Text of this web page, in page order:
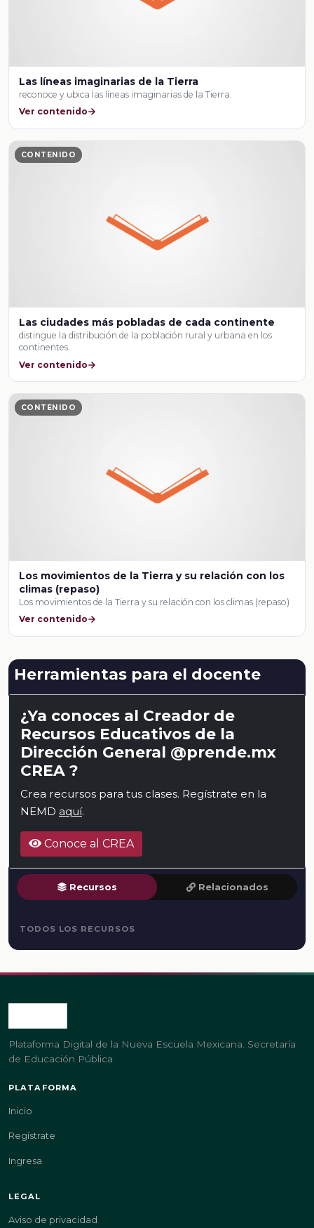
Las líneas imaginarias de la Tierra
reconoce y ubica las líneas imaginarias de la Tierra.
Ver contenido
CONTENIDO
Las ciudades más pobladas de cada continente
distingue la distribución de la población rural y urbana en los
continentes.
Ver contenido
CONTENIDO
Los movimientos de la Tierra y su relación con los
climas (repaso)
Los movimientos de la Tierra y su relación con los climas (repaso)
Ver contenido
Herramientas para el docente
¿Ya conoces al Creador de
Recursos Educativos de la
Dirección General @prende.mx
CREA ?
Crea recursos para tus clases. Regístrate en la
NEMD aquí.
Conoce al CREA
Recursos Relacionados
TODOS LOS RECURSOS
Plataforma Digital de la Nueva Escuela Mexicana. Secretaría
de Educación Pública.
PLATAFORMA
Inicio
Regístrate
Ingresa
LEGAL
Aviso de privacidad